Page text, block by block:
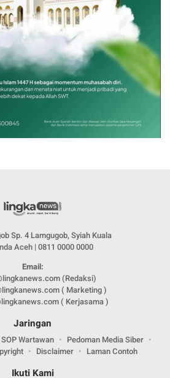
Sp. 4 Lamgugob, Syiah Kuala
Aceh | 0811 0000 0000
Email:
(Redaksi)
( Marketing )
( Kerjasama )
Jaringan
SOP Wartawan
Pedoman Media Siber
Disclaimer Laman Contoh
Ikuti Kami